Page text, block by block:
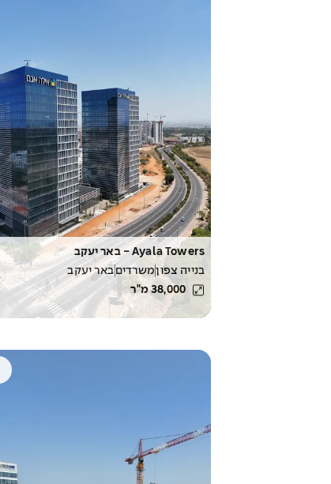
Ayala Towers - באר יעקב
בנייה צפוןמשרדיםבאר יעקב
38,000 מ"ר